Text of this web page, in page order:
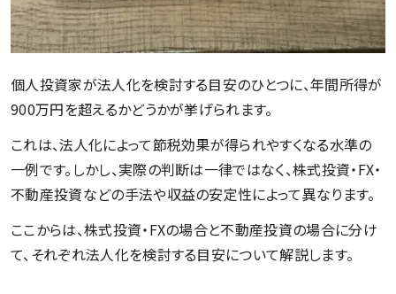
個人投資家が法人化を検討する目安のひとつに、年間所得が
900万円を超えるかどうかが挙げられます。
これは、法人化によって節税効果が得られやすくなる水準の
一例です。しかし、実際の判断は一律ではなく、株式投資・FX・
不動産投資などの手法や収益の安定性によって異なります。
ここからは、株式投資・FXの場合と不動産投資の場合に分け
て、それぞれ法人化を検討する目安について解説します。